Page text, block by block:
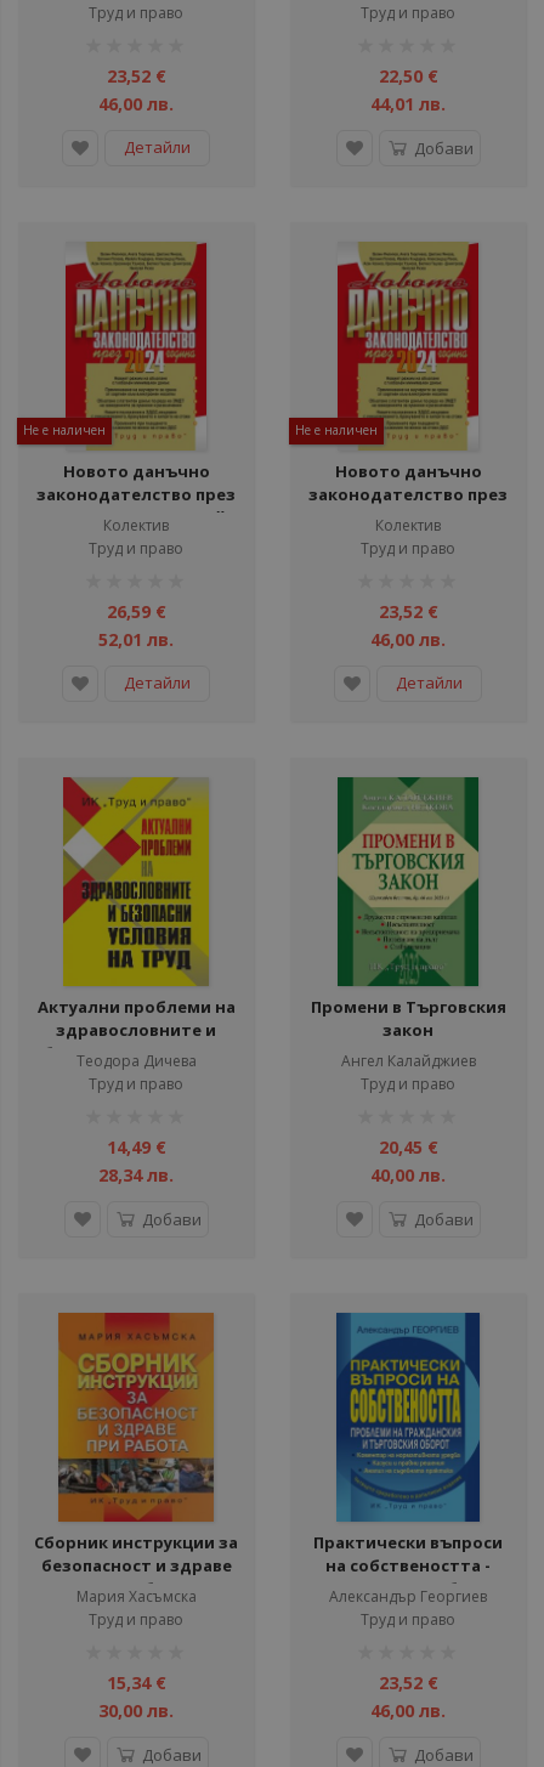
Труд и право
23,52 €
46,00 лв.
Детайли
Труд и право
22,50 €
44,01 лв.
Добави
Не е наличен
Новото данъчно
законодателство през
2024 г. + достъп до сайт
Колектив
Труд и право
26,59 €
52,01 лв.
Детайли
Не е наличен
Новото данъчно
законодателство през
2024 г.
Колектив
Труд и право
23,52 €
46,00 лв.
Детайли
Актуални проблеми на
здравословните и
безопасни условия на
труд
Теодора Дичева
Труд и право
14,49 €
28,34 лв.
Добави
Промени в Търговския
закон
Ангел Калайджиев
Труд и право
20,45 €
40,00 лв.
Добави
Сборник инструкции за
безопасност и здраве
при работа
Мария Хасъмска
Труд и право
15,34 €
30,00 лв.
Добави
Практически въпроси
на собствеността -
Четвърто преработено
и допълнено издание
Александър Георгиев
Труд и право
23,52 €
46,00 лв.
Добави